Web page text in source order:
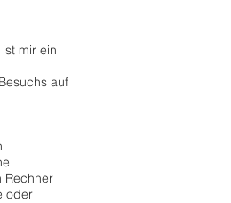
mir ein
auf
Rechner
oder